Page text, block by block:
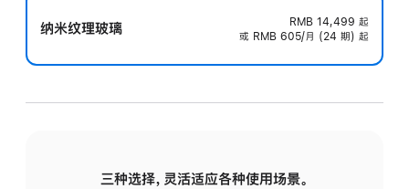
纳米纹理玻璃 RMB 14,499 起
或 RMB 605/月 (24 期) 起
三种选择，灵活适应各种使用场景。